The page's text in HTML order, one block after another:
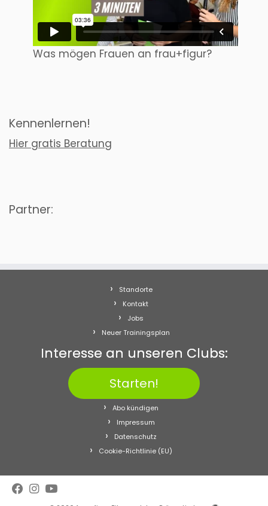
Was mögen Frauen an frau+figur?
Kennenlernen!
Hier gratis Beratung
Partner:
Standorte
Kontakt
Jobs
Neuer Trainingsplan
Interesse an unseren Clubs:
Starten!
Abo kündigen
Impressum
Datenschutz
Cookie-Richtlinie (EU)